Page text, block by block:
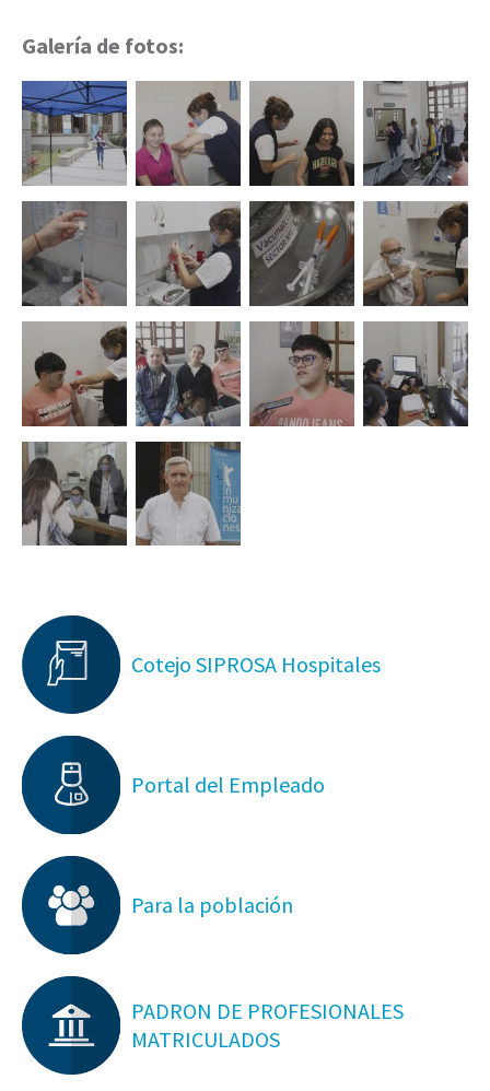
Galería de fotos:
Cotejo SIPROSA Hospitales
Portal del Empleado
Para la población
PADRON DE PROFESIONALES
MATRICULADOS